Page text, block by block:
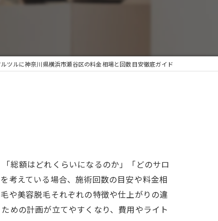
ツルに神奈川県横浜市瀬谷区の料金相場と回数目安徹底ガイド
総額はどれくらいになるのか」「どのサロ
考えている場合、施術回数の目安や料金相
や美容脱毛それぞれの特徴や仕上がりの違
めの計画が立てやすくなり、費用やライト